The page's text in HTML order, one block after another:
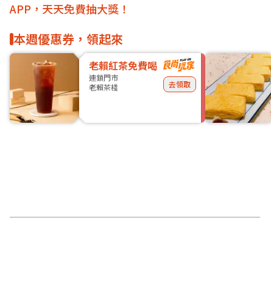
APP，天天免費抽大獎！
本週優惠券，領起來
老賴紅茶免費喝
連鎖門市
老賴茶棧
去領取